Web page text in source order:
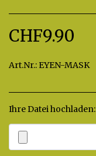
CHF9.90
Art.Nr.: EYEN-MASK
Ihre Datei hochladen: